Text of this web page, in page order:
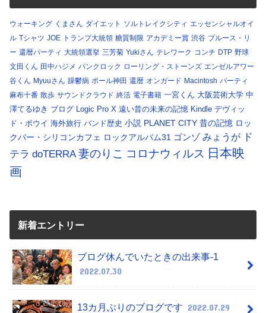
ウォーキング くまさん ダイエット ソルトレイクシティ エッセンシャルオイ
ル Tシャツ JOE トランプ大統領 糖質制限 アカデミー賞 渋谷 ブルース・リ
ー 還暦パーティ 大統領選挙 三芳菊 Yukiさん テレワーク コンチ DTP 野球
文田くん 田中ハジメ パンクロック ローリング・ストーンズ エンゼルアワー
谷くん Myuuさん 躁鬱病 ポール神田 還暦 オンガード Macintosh パーティ
麻布十番 散歩 サウンドクラウド 終活 電子書籍 一宮くん 大阪芸術大学 中
澤てるゆき ブログ Logic Pro X 遠い昔の未来の記憶 Kindle デヴィッ
ド・ボウイ 海外旅行 バンド歴史 小説 PLANET CITY 昔の記憶 ロッ
クバー・シリコンカフェ ロックアルバム31 ゴンゾ みょうが ド
テラ doTERRA 妻のりこ コロナウィルス 日本映
画
新着エントリー
ブログ休んでいたときの出来事-1
2022.07.30
13カ月ぶりのブログです 2022.07.29